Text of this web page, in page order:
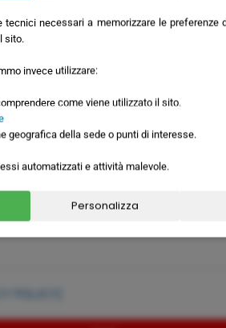
necessari a memorizzare le preferenze
sito.
invece utilizzare:
come viene utilizzato il sito.
geografica della sede o punti di interesse.
automatizzati e attività malevole.
Personalizza
maggiori